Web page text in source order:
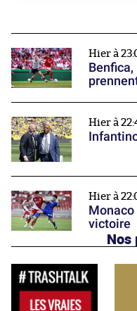
Hier à
Hier à
Hier à
Monaco
victoire
Nos